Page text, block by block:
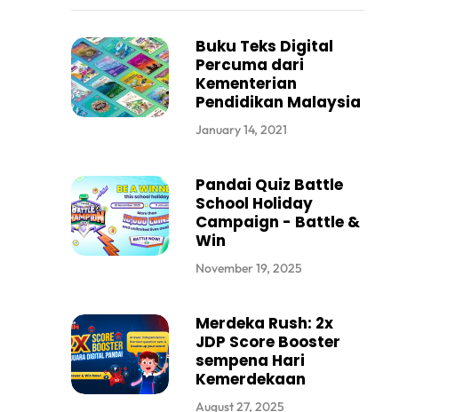
Buku Teks Digital
Percuma dari
Kementerian
Pendidikan Malaysia
January 14, 2021
Pandai Quiz Battle
School Holiday
Campaign - Battle &
Win
November 19, 2025
Merdeka Rush: 2x
JDP Score Booster
sempena Hari
Kemerdekaan
August 27, 2025